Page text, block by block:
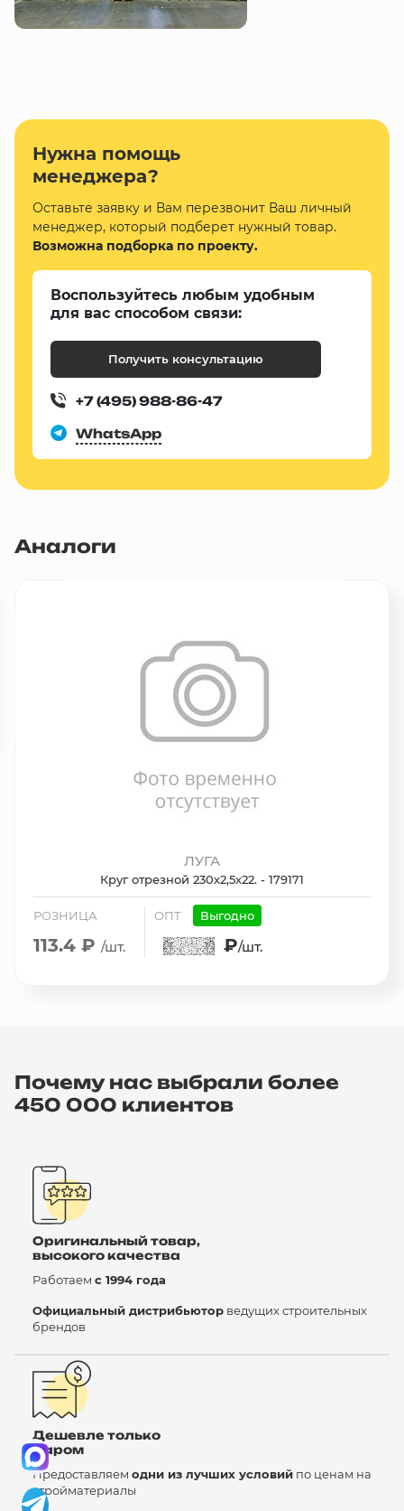
Нужна помощь
менеджера?
Оставьте заявку и Вам перезвонит Ваш личный
менеджер, который подберет нужный товар.
Возможна подборка по проекту.
Воспользуйтесь любым удобным
для вас способом связи:
Получить консультацию
+7 (495) 988-86-47
WhatsApp
Аналоги
ЛУГА
Круг отрезной 230х2,5х22. - 179171
РОЗНИЦА
113.4 ₽ /шт.
ОПТ Выгодно
₽/шт.
Почему нас выбрали более
450 000 клиентов
Оригинальный товар,
высокого качества
Работаем с 1994 года
Официальный дистрибьютор ведущих строительных
брендов
Дешевле только
даром
Предоставляем одни из лучших условий по ценам на
стройматериалы